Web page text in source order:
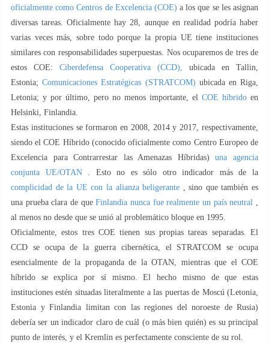
oficialmente como Centros de Excelencia (COE) a los que se les asignan
diversas tareas. Oficialmente hay 28, aunque en realidad podría haber
varias veces más, sobre todo porque la propia UE tiene instituciones
similares con responsabilidades superpuestas. Nos ocuparemos de tres de
estos COE: Ciberdefensa Cooperativa (CCD),
ubicada en Tallin,
Estonia;Comunicaciones Estratégicas (STRATCOM) ubicada en Riga,
Letonia; y por último, pero no menos importante, el COE híbrido en
Helsinki, Finlandia.
Estas instituciones se formaron en 2008, 2014 y 2017, respectivamente,
siendo el COE Híbrido (conocido oficialmente como Centro Europeo de
Excelencia para Contrarrestar las Amenazas Híbridas)una agencia
conjunta UE/OTAN. Esto no es sólo otro indicador más de la
complicidad de la UE con la alianza beligerante , sino que también es
una prueba clara de queFinlandia nunca fue realmente un país neutral
al menos no desde que se unió al problemático bloque en 1995.
Oficialmente, estos tres COE tienen sus propias tareas separadas. El
CCD se ocupa de la guerra cibernética, el STRATCOM se ocupa
esencialmente de la propaganda de la OTAN, mientras que el COE
híbrido se explica por sí mismo. El hecho mismo de que estas
instituciones estén situadas literalmente a las puertas de Moscú (Letonia,
Estonia y Finlandia limitan con las regiones del noroeste de Rusia)
debería ser un indicador claro de cuál (o más bien quién) es su principal
punto de interés, y el Kremlin es perfectamente consciente de su rol.